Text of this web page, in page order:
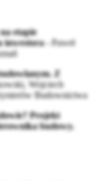
etapie
inwestora - Paweł
Z
Wojciech
Budownictwa
Projekt
budowy.